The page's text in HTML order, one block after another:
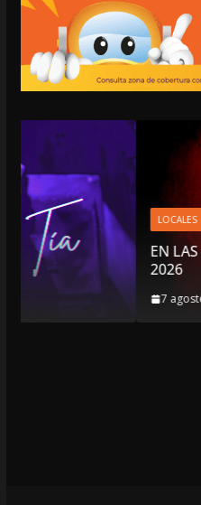
LOCALES OPINIÓN
EN LAS TRIPAS DEL
2026
7 agosto, 2026